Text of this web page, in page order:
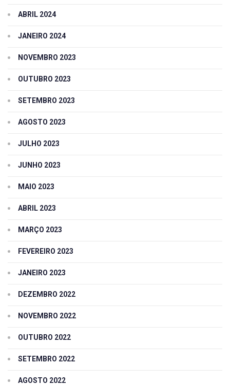
ABRIL 2024
JANEIRO 2024
NOVEMBRO 2023
OUTUBRO 2023
SETEMBRO 2023
AGOSTO 2023
JULHO 2023
JUNHO 2023
MAIO 2023
ABRIL 2023
MARÇO 2023
FEVEREIRO 2023
JANEIRO 2023
DEZEMBRO 2022
NOVEMBRO 2022
OUTUBRO 2022
SETEMBRO 2022
AGOSTO 2022